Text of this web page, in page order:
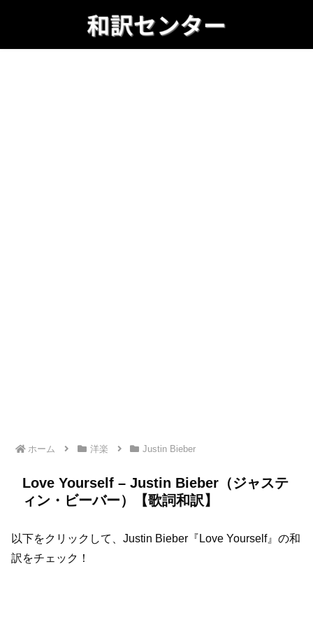
ホーム 洋楽 Justin Bieber
Love Yourself – Justin Bieber（ジャステ
ィン・ビーバー）【歌詞和訳】
以下をクリックして、Justin Bieber『Love Yourself』の和
訳をチェック！